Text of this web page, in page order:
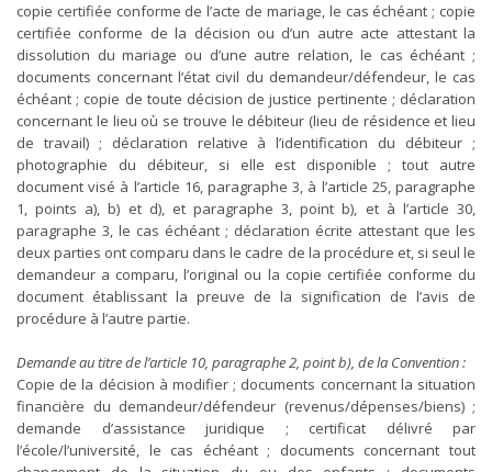
copie certifiée conforme de l’acte de mariage, le cas échéant ; copie
certifiée conforme de la décision ou d’un autre acte attestant la
dissolution du mariage ou d’une autre relation, le cas échéant ;
documents concernant l’état civil du demandeur/défendeur, le cas
échéant ; copie de toute décision de justice pertinente ; déclaration
concernant le lieu où se trouve le débiteur (lieu de résidence et lieu
de travail) ; déclaration relative à l’identification du débiteur ;
photographie du débiteur, si elle est disponible ; tout autre
document visé à l’article 16, paragraphe 3, à l’article 25, paragraphe
1, points a), b) et d), et paragraphe 3, point b), et à l’article 30,
paragraphe 3, le cas échéant ; déclaration écrite attestant que les
deux parties ont comparu dans le cadre de la procédure et, si seul le
demandeur a comparu, l’original ou la copie certifiée conforme du
document établissant la preuve de la signification de l’avis de
procédure à l’autre partie.
Demande au titre de l’article 10, paragraphe 2, point b), de la Convention :
Copie de la décision à modifier ; documents concernant la situation
financière du demandeur/défendeur (revenus/dépenses/biens) ;
demande d’assistance juridique ; certificat délivré par
l’école/l’université, le cas échéant ; documents concernant tout